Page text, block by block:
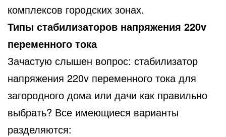
комплексов городских зонах.
Типы стабилизаторов напряжения 220v
переменного тока
Зачастую слышен вопрос: стабилизатор
напряжения 220v переменного тока для
загородного дома или дачи как правильно
выбрать? Все имеющиеся варианты
разделяются: